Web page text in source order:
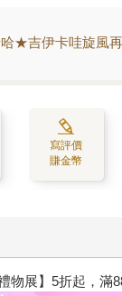
★吉伊卡哇旋風
寫評價
賺金幣
物展】5折起，滿